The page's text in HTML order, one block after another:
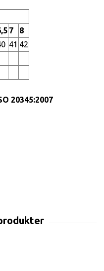
7
8
41 42
20345:2007